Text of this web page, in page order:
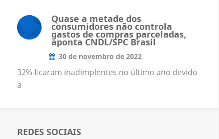
Quase a metade dos
consumidores não controla
gastos de compras parceladas,
aponta CNDL/SPC Brasil
30 de novembro de 2022
32% ficaram inadimplentes no último ano devido
a
REDES SOCIAIS